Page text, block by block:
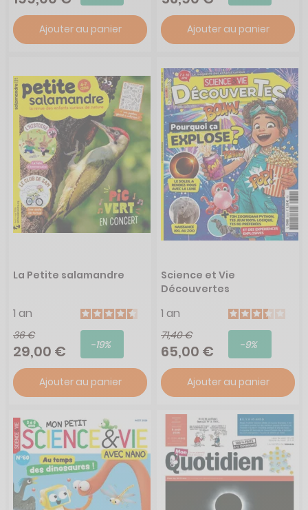
Ajouter au panier Ajouter au panier
La Petite salamandre
1 an
36 €
29,00 € -19%
Ajouter au panier
Science et Vie
Découvertes
1 an
71,40 €
65,00 € -9%
Ajouter au panier